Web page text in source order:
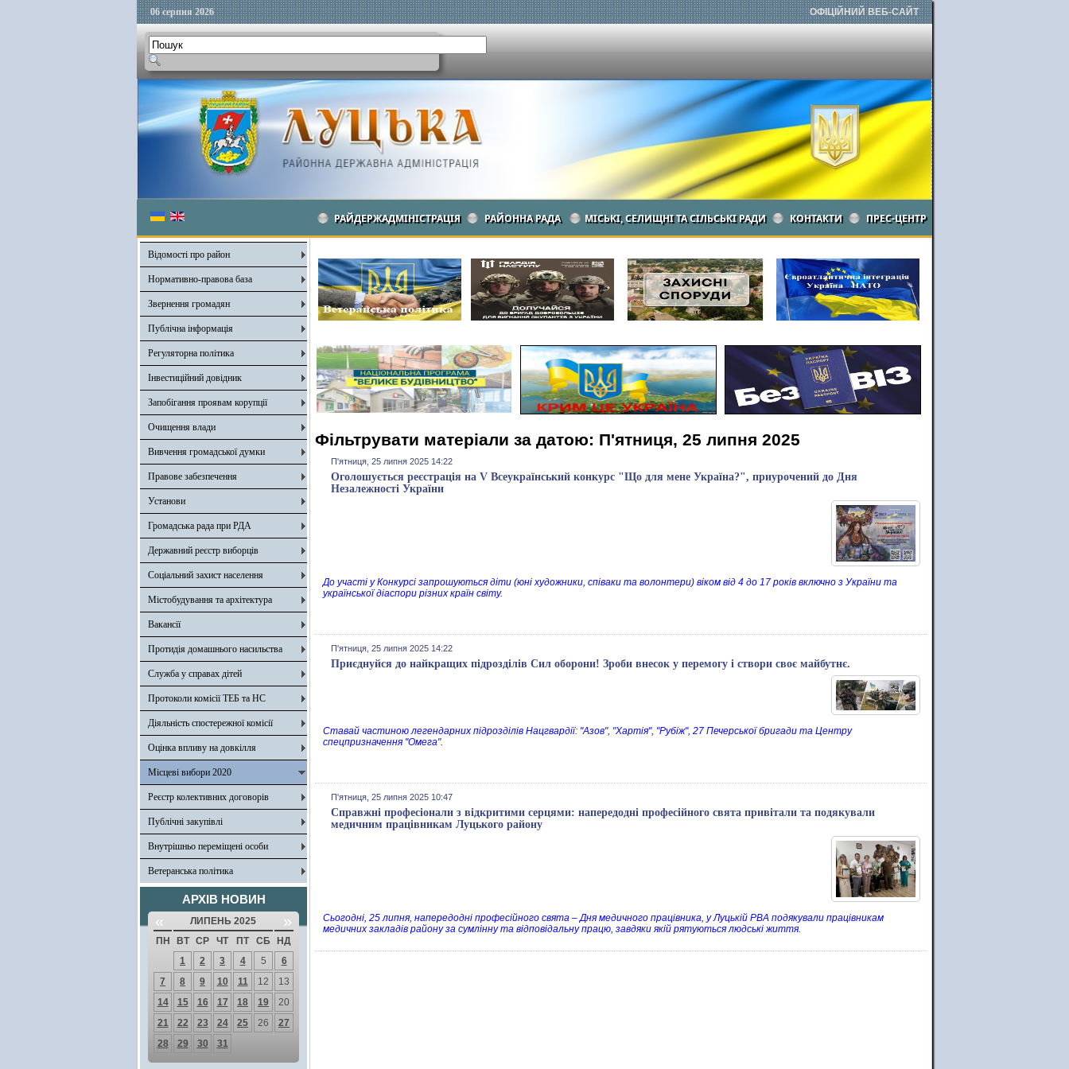
06 серпня 2026 ОФІЦІЙНИЙ ВЕБ-САЙТ
РАЙДЕРЖАДМІНІСТРАЦІЯ РАЙОННА РАДА МІСЬКІ, СЕЛИЩНІ ТА СІЛЬСЬКІ РАДИ КОНТАКТИ ПРЕС-ЦЕНТР
Відомості про район
Нормативно-правова база
Звернення громадян
Публічна інформація
Регуляторна політика
Інвестиційний довідник
Запобігання проявам корупції
Очищення влади
Вивчення громадської думки
Правове забезпечення
Установи
Громадська рада при РДА
Державний реєстр виборців
Соціальний захист населення
Містобудування та архітектура
Вакансії
Протидія домашнього насильства
Служба у справах дітей
Протоколи комісії ТЕБ та НС
Діяльність спостережної комісії
Оцінка впливу на довкілля
Місцеві вибори 2020
Реєстр колективних договорів
Публічні закупівлі
Внутрішньо переміщені особи
Ветеранська політика
АРХІВ НОВИН
« ЛИПЕНЬ 2025 »
ПН ВТ СР ЧТ ПТ СБ
НД
1
2 3 4 5
6
7
8 9 10 11 12
13
14
15 16 17 18 19
20
21
22 23 24 25 26
27
28
29 30 31
Фільтрувати матеріали за датою: П'ятниця, 25 липня 2025
П'ятниця, 25 липня 2025 14:22
Оголошується реєстрація на V Всеукраїнський конкурс "Що для мене Україна?", приурочений до Дня
Незалежності України
До участі у Конкурсі запрошуються діти (юні художники, співаки та волонтери) віком від 4 до 17 років включно з України та
української діаспори різних країн світу.
П'ятниця, 25 липня 2025 14:22
Приєднуйся до найкращих підрозділів Сил оборони! Зроби внесок у перемогу і створи своє майбутнє.
Ставай частиною легендарних підрозділів Нацгвардії: "Азов", "Хартія", "Рубіж", 27 Печерської бригади та Центру
спецпризначення "Омега".
П'ятниця, 25 липня 2025 10:47
Справжні професіонали з відкритими серцями: напередодні професійного свята привітали та подякували
медичним працівникам Луцького району
Сьогодні, 25 липня, напередодні професійного свята – Дня медичного працівника, у Луцькій РВА подякували працівникам
медичних закладів району за сумлінну та відповідальну працю, завдяки якій рятуються людські життя.